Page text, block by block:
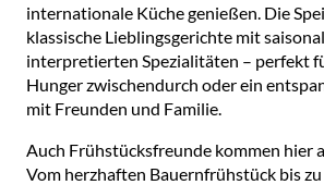
internationale Küche genießen. Die
klassische Lieblingsgerichte mit
interpretierten Spezialitäten – perfekt
Hunger zwischendurch oder ein
mit Freunden und Familie.
Auch Frühstücksfreunde kommen hier
Vom herzhaften Bauernfrühstück bis